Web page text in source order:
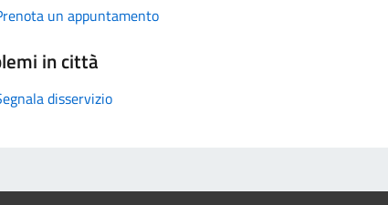
un appuntamento
in città
disservizio